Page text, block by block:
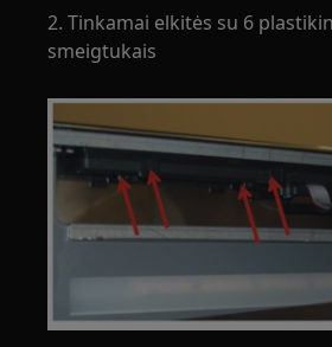
2. Tinkamai elkitės su 6
smeigtukais